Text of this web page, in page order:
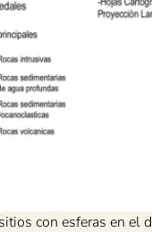
con esferas en el